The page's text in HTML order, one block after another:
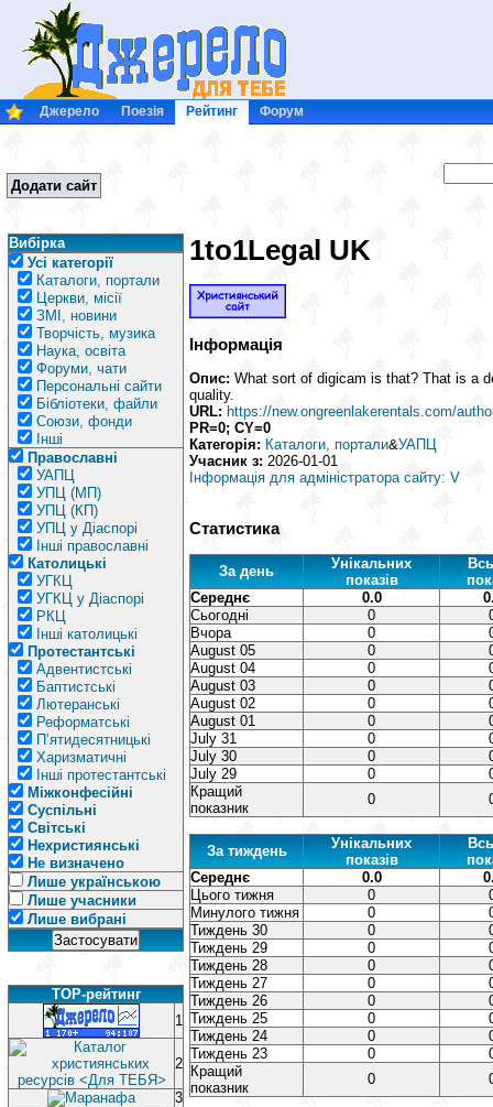
Джерело Поезія Рейтинг Форум
Додати сайт
Вибірка
Усі категорії
Каталоги, портали
Церкви, місії
ЗМІ, новини
Творчість, музика
Наука, освіта
Форуми, чати
Персональні сайти
Бібліотеки, файли
Союзи, фонди
Інші
Православні
УАПЦ
УПЦ (МП)
УПЦ (КП)
УПЦ у Діаспорі
Інші православні
Католицькі
УГКЦ
УГКЦ у Діаспорі
РКЦ
Інші католицькі
Протестантські
Адвентистські
Баптистські
Лютеранські
Реформатські
П’ятидесятницькі
Харизматичні
Інші протестантські
Міжконфесійні
Суспільні
Світські
Нехристиянські
Не визначено
Лише українською
Лише учасники
Лише вибрані
TOP-рейтинг
1
2
3
1to1Legal UK
Інформація
Опис: What sort of digicam is that? That is a
quality.
URL: https://new.ongreenlakerentals.com/
PR=0; CY=0
Категорія: Каталоги, портали&УАПЦ
Учасник з: 2026-01-01
Інформація для адміністратора сайту: V
Статистика
За день
Унікальних
показів
Середнє
0.0
Сьогодні
0
Вчора
0
August 05
0
August 04
0
August 03
0
August 02
0
August 01
0
July 31
0
July 30
0
July 29
0
Кращий
показник
0
За тиждень
Унікальних
показів
Середнє
0.0
Цього тижня
0
Минулого тижня
0
Тиждень 30
0
Тиждень 29
0
Тиждень 28
0
Тиждень 27
0
Тиждень 26
0
Тиждень 25
0
Тиждень 24
0
Тиждень 23
0
Кращий
показник
0